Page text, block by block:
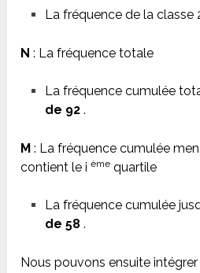
La fréquence de la classe
N : La fréquence totale
La fréquence cumulée
de 92.
M : La fréquence cumulée
contient le ième quartile
La fréquence cumulée
de 58.
Nous pouvons ensuite